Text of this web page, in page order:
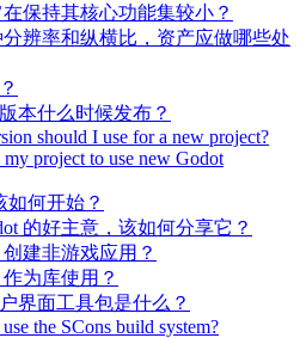
保持其核心功能集较小？
辨率和纵横比，资产应做哪些处
本什么时候发布？
should I use for a new project?
project to use new Godot
如何开始？
的好主意，该如何分享它？
建非游戏应用？
为库使用？
界面工具包是什么？
the SCons build system?